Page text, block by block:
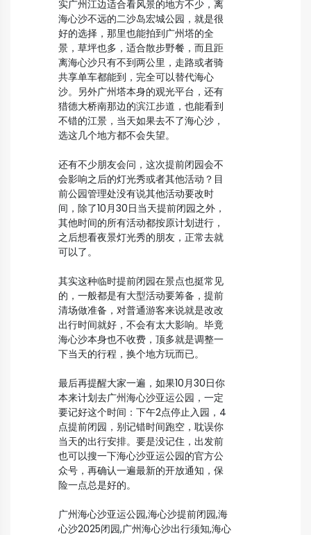
实广州江边适合看风景的地方不少，离
海心沙不远的二沙岛宏城公园，就是很
好的选择，那里也能拍到广州塔的全
景，草坪也多，适合散步野餐，而且距
离海心沙只有不到两公里，走路或者骑
共享单车都能到，完全可以替代海心
沙。另外广州塔本身的观光平台，还有
猎德大桥南那边的滨江步道，也能看到
不错的江景，当天如果去不了海心沙，
选这几个地方都不会失望。
还有不少朋友会问，这次提前闭园会不
会影响之后的灯光秀或者其他活动？目
前公园管理处没有说其他活动要改时
间，除了10月30日当天提前闭园之外，
其他时间的所有活动都按原计划进行，
之后想看夜景灯光秀的朋友，正常去就
可以了。
其实这种临时提前闭园在景点也挺常见
的，一般都是有大型活动要筹备，提前
清场做准备，对普通游客来说就是改改
出行时间就好，不会有太大影响。毕竟
海心沙本身也不收费，顶多就是调整一
下当天的行程，换个地方玩而已。
最后再提醒大家一遍，如果10月30日你
本来计划去广州海心沙亚运公园，一定
要记好这个时间：下午2点停止入园，4
点提前闭园，别记错时间跑空，耽误你
当天的出行安排。要是没记住，出发前
也可以搜一下海心沙亚运公园的官方公
众号，再确认一遍最新的开放通知，保
险一点总是好的。
广州海心沙亚运公园,海心沙提前闭园,海
心沙2025闭园,广州海心沙出行须知,海心